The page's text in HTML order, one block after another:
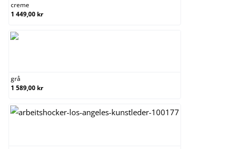
creme
1 449,00 kr
grå
1 589,00 kr